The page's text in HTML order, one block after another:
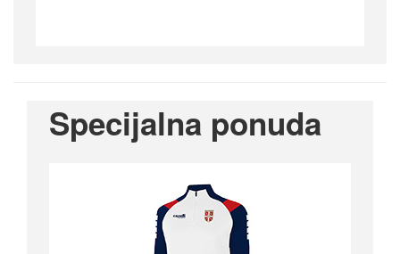
Specijalna ponuda